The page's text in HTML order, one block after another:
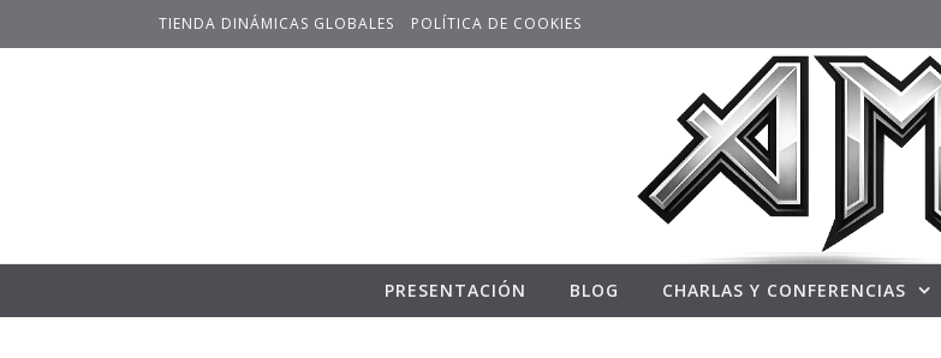
TIENDA DINÁMICAS GLOBALES POLÍTICA DE COOKIES
PRESENTACIÓN BLOG CHARLAS Y CONFERENCIAS